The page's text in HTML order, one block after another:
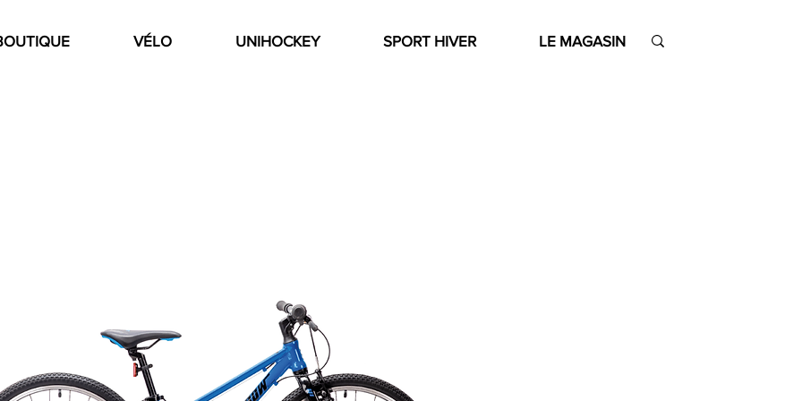
VÉLO UNIHOCKEY SPORT HIVER LE MAGASIN